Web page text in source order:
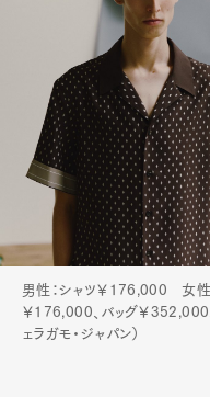
男性：シャツ￥176,000 女性
￥176,000、バッグ￥352,000
ェラガモ・ジャパン）